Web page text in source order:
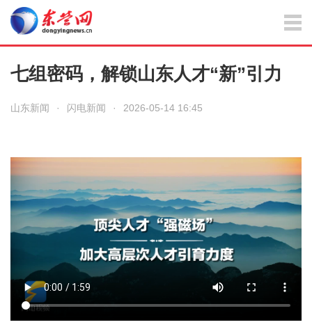
七组密码，解锁山东人才“新”引力
山东新闻 · 闪电新闻 · 2026-05-14 16:45